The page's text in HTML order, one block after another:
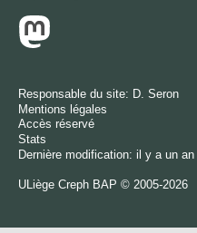
Responsable du site: D. Seron
Mentions légales
Accès réservé
Stats
Dernière modification: il y a un an
ULiège Creph BAP © 2005-2026